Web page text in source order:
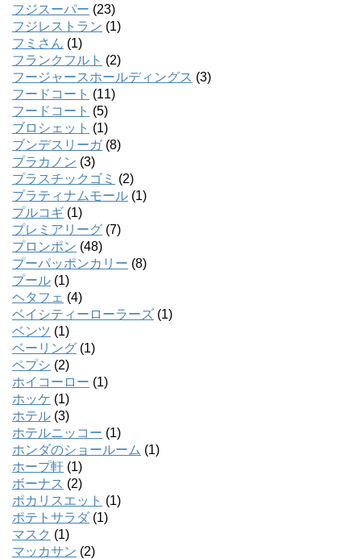
フジスーパー (23)
フジレストラン (1)
フミさん (1)
フランクフルト (2)
フージャースホールディングス (3)
フードコート (11)
フードコート (5)
ブロシェット (1)
ブンデスリーガ(8)
プラカノン (3)
プラスチックゴミ (2)
プラティナムモール (1)
プルコギ (1)
プレミアリーグ (7)
プロンポン (48)
プーパッポンカリー (8)
プール (1)
ヘタフェ (4)
ベイシティーローラーズ (1)
ベンツ (1)
ベーリング (1)
ペプシ (2)
ホイコーロー (1)
ホッケ (1)
ホテル (3)
ホテルニッコー (1)
ホンダのショールーム (1)
ホープ軒 (1)
ボーナス (2)
ポカリスエット (1)
ポテトサラダ (1)
マスク (1)
マッカサン (2)